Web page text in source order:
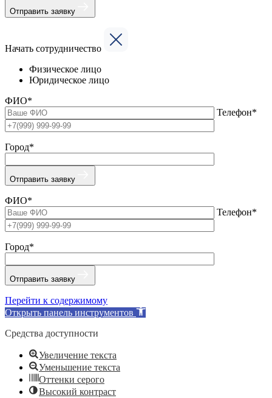
Отправить заявку
Начать сотрудничество
Физическое лицо
Юридическое лицо
ФИО*
Телефон*
Город*
Отправить заявку
ФИО*
Телефон*
Город*
Отправить заявку
Перейти к содержимому
Открыть панель инструментов
Средства доступности
Увеличение текста
Уменьшение текста
Оттенки серого
Высокий контраст